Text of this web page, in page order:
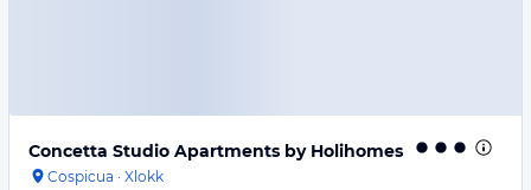
Concetta Studio Apartments by Holihomes
Cospicua · Xlokk